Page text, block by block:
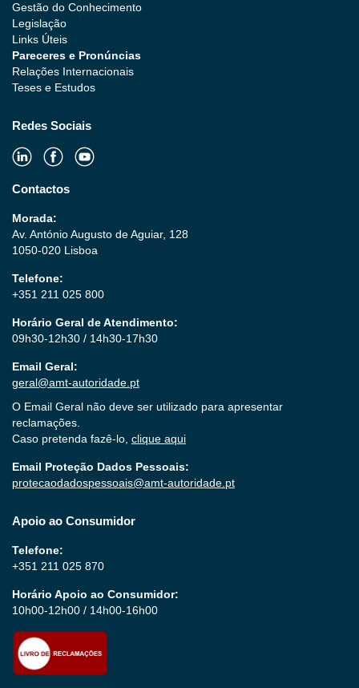
Gestão do Conhecimento
Legislação
Links Úteis
Pareceres e Pronúncias
Relações Internacionais
Teses e Estudos
Redes Sociais
Contactos
Morada:
Av. António Augusto de Aguiar, 128
1050-020 Lisboa
Telefone:
+351 211 025 800
Horário Geral de Atendimento:
09h30-12h30 / 14h30-17h30
Email Geral:
geral@amt-autoridade.pt
O Email Geral não deve ser utilizado para apresentar
reclamações.
Caso pretenda fazê-lo, clique aqui
Email Proteção Dados Pessoais:
protecaodadospessoais@amt-autoridade.pt
Apoio ao Consumidor
Telefone:
+351 211 025 870
Horário Apoio ao Consumidor:
10h00-12h00 / 14h00-16h00